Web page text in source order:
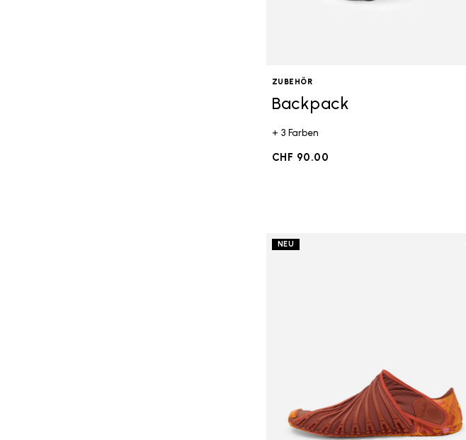
ZUBEHÖR
Backpack
+ 3 Farben
CHF 90.00
NEU